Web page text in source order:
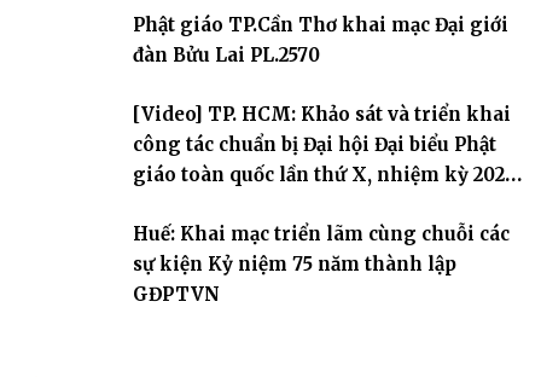
thứ I, thể hiện sự quan tâm đối với công tác truyền giới, đào tạo
Tăng tài và tiếp nối mạng mạch Tăng-g
Phật giáo TP.Cần Thơ khai mạc Đại giới
đàn Bửu Lai PL.2570
[Video] TP. HCM: Khảo sát và triển khai
công tác chuẩn bị Đại hội Đại biểu Phật
giáo toàn quốc lần thứ X, nhiệm kỳ 2026-
Huế: Khai mạc triển lãm cùng chuỗi các
sự kiện Kỷ niệm 75 năm thành lập
GĐPTVN